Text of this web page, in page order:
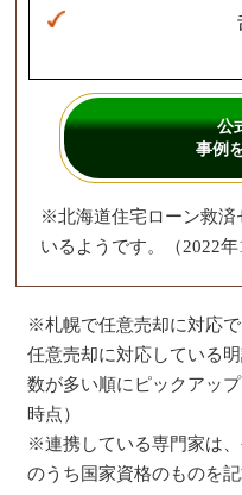
公
事例
※北海道住宅ローン救済
いるようです。（2022年
※札幌で任意売却に対応
任意売却に対応している
数が多い順にピックアッ
時点）
※連携している専門家は
のうち国家資格のものを記